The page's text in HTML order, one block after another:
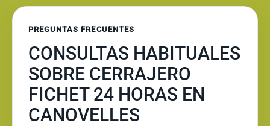
PREGUNTAS FRECUENTES
CONSULTAS HABITUALES
SOBRE CERRAJERO
FICHET 24 HORAS EN
CANOVELLES